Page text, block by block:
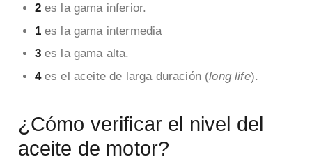
2 es la gama inferior.
1es la gama intermedia
3es la gama alta.
4es el aceite de larga duración (long life).
¿Cómo verificar el nivel del
aceite de motor?